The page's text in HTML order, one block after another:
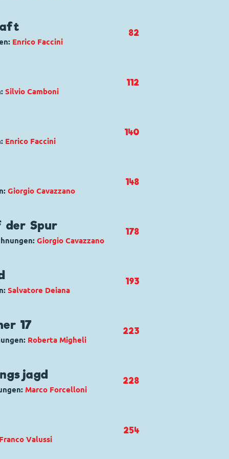
buzzurri
Enrico Faccini
il depo$ito... come nuovo
82
Silvio Camboni
per caso
112
Enrico Faccini
140
Giorgio Cavazzano
Duck,Dussel Duck
gloria
148
der Spur
Giorgio Cavazzano
Quack
del protopterix
178
Salvatore Deiana
,Gustav Gans
Prima Mano
193
17
Roberta Migheli
volo 17
223
Marco Forcelloni
228
Franco Valussi
254